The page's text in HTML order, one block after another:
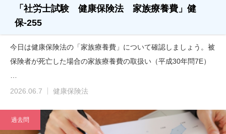
「社労士試験 健康保険法 家族療養費」健
保-255
今日は健康保険法の「家族療養費」について確認しましょう。被
保険者が死亡した場合の家族療養費の取扱い（平成30年問7E）
2026.06.7
健康保険法
過去問